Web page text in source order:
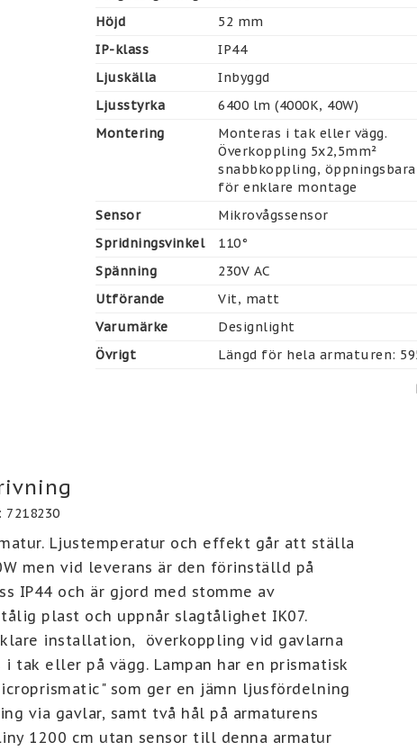
Höjd
52 mm
IP-klass
IP44
Ljuskälla
Inbyggd
Ljusstyrka
6400 lm (4000K, 40W)
Montering
Monteras i tak eller vägg.
Överkoppling 5x2,5mm²
snabbkoppling,
för enklare montage
Sensor
Mikrovågssensor
Spridningsvinkel
110°
Spänning
230V AC
Utförande
Vit, matt
Varumärke
Designlight
Övrigt
Längd för hela armaturen:
Ljustemperatur och effekt går att ställa
men vid leverans är den förinställd på
IP44 och är gjord med stomme av
plast och uppnår slagtålighet IK07.
installation,  överkoppling vid gavlarna
tak eller på vägg. Lampan har en prismatisk
som ger en jämn ljusfördelning
via gavlar, samt två hål på armaturens
1200 cm utan sensor till denna armatur